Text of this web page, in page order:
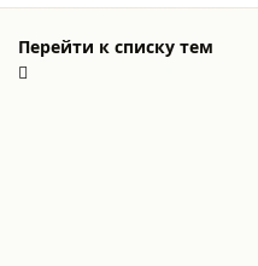
Перейти к списку тем